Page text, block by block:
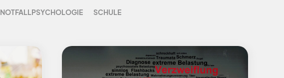
NOTFALLPSYCHOLOGIE SCHULE